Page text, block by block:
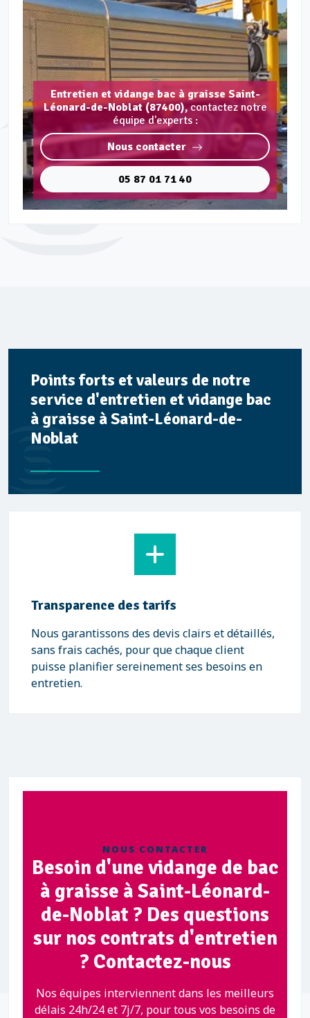
Entretien et vidange bac à graisse Saint-
Léonard-de-Noblat (87400), contactez notre
équipe d'experts :
Nous contacter
05 87 01 71 40
Points forts et valeurs de notre
service d'entretien et vidange bac
à graisse à Saint-Léonard-de-
Noblat
Transparence des tarifs
Nous garantissons des devis clairs et détaillés,
sans frais cachés, pour que chaque client
puisse planifier sereinement ses besoins en
entretien.
NOUS CONTACTER
Besoin d'une vidange de bac
à graisse à Saint-Léonard-
de-Noblat ? Des questions
sur nos contrats d'entretien
? Contactez-nous
Nos équipes interviennent dans les meilleurs
délais 24h/24 et 7j/7, pour tous vos besoins de